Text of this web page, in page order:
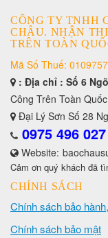
CÔNG TY TNHH
CHÂU. NHẬN
TRÊN TOÀN
Mã Số Thuế:
: Địa chỉ : Số 6
Công Trên Toàn Quốc
Đại Lý Sơn Số 28
0975 496 027
Website:
Cảm ơn quý khách đã
CHÍNH SÁCH
Chính sách bảo
Chính sách bảo mật